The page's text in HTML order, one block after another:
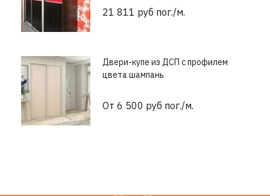
21 811 руб пог./м.
Двери-купе из ДСП с профилем
цвета шампань
От 6 500 руб пог./м.